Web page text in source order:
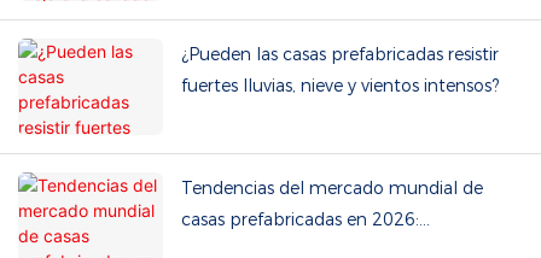
¿Pueden las casas prefabricadas resistir
fuertes lluvias, nieve y vientos intensos?
Tendencias del mercado mundial de
casas prefabricadas en 2026: